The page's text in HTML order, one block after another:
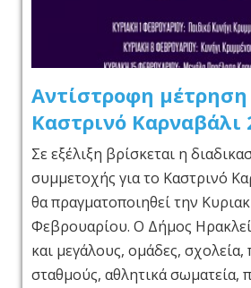
Αντίστροφη μέτρηση
Καστρινό Καρναβάλι
Σε εξέλιξη βρίσκεται η
συμμετοχής για το Καστρινό
θα πραγματοποιηθεί την
Φεβρουαρίου. Ο Δήμος
και μεγάλους, ομάδες, σχολεία,
σταθμούς, αθλητικά σωματεία,